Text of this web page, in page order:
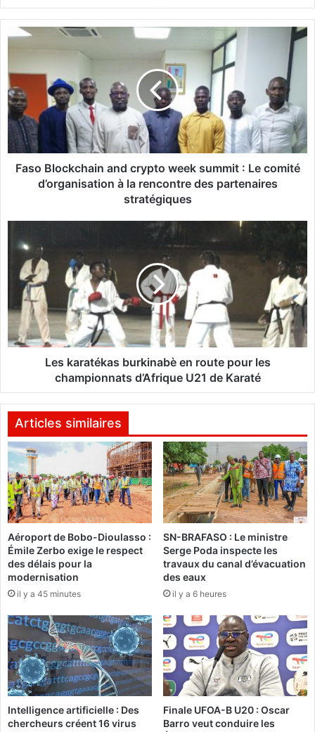
bsi
te
F
o
B
l
o
k
y
t
e
u
m
m
i
t
:
L
e
c
o
m
t
é
d
’
o
r
g
a
Faso Blockchain and crypto week summit : Le comité
d’organisation à la rencontre des partenaires
stratégiques
a
é
s
b
r
k
n
a
b
è
e
n
r
o
u
e
p
o
u
r
e
Les karatékas burkinabè en route pour les
championnats d’Afrique U21 de Karaté
Articles similaires
Aéroport de Bobo-Dioulasso :
Émile Zerbo exige le respect
des délais pour la
modernisation
il y a 45 minutes
SN-BRAFASO : Le ministre
Serge Poda inspecte les
travaux du canal d’évacuation
des eaux
il y a 6 heures
Intelligence artificielle : Des
chercheurs créent 16 virus
Finale UFOA-B U20 : Oscar
Barro veut conduire les